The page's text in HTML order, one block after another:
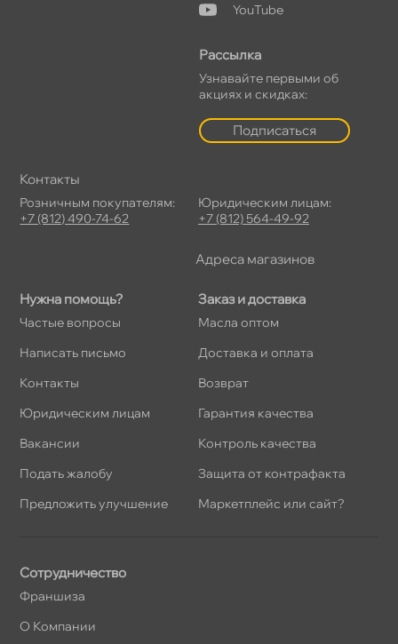
Нужна помощь?
Частые вопросы
Написать письмо
Контакты
Юридическим лицам
акансии
Подать жалобу
Предложить улучшение
Заказ и доставка
Масла оптом
Доставка и оплата
озврат
Гарантия качества
Контроль качества
Защита от контрафакта
Маркетплейс или сайт?
YouTube
Рассылка
Узнавайте первыми о
акциях и скидках:
Подписаться
Сотрудничество
Франшиза
О Компании
Контакты
Розничным покупателям:
+7 (812) 490-74-62
Юридическим лицам:
+7 (812) 564-49-92
Адреса магазино